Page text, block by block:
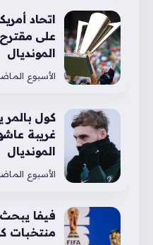
اتحاد
على
المونديال
الأسبوع
كول
غريبة
المونديال
الأسبوع
فيفا يبحث
منتخبات كأس